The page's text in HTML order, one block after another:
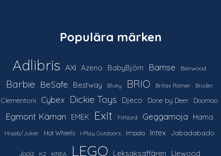
Populära märken
Adlibris AXI Azeno BabyBjörn Bamse Banwood
Barbie BeSafe Bestway Bluey BRIO Britax Römer Bruder
Clementoni Cybex Dickie Toys Djeco Done by Deer Doomoo
Egmont Kärnan EMEK Exit FitNord Geggamoja Hama
Hisab/Joker Hot Wheels I-Play Outdoors Impala Intex Jabadabado
Joolz K2 KREA LEGO Leksaksaffären Liewood